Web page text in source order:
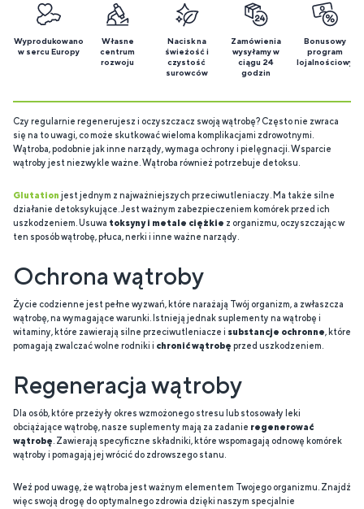
Wyprodukowano
w sercu Europy
Własne
centrum
rozwoju
Nacisk na
świeżość i
czystość
surowców
Zamówienia
wysyłamy w
ciągu 24
godzin
Bonusowy
program
lojalnościowy
Czy regularnie regenerujesz i oczyszczacz swoją wątrobę?Często nie zwraca
się na to uwagi, co może skutkować wieloma komplikacjami zdrowotnymi.
Wątroba, podobnie jak inne narządy, wymaga ochrony i pielęgnacji. Wsparcie
wątroby jest niezwykle ważne. Wątroba również potrzebuje detoksu.
Glutation jest jednym z najważniejszych przeciwutleniaczy. Ma także silne
działanie detoksykujące. Jest ważnym zabezpieczeniem komórek przed ich
uszkodzeniem. Usuwa toksyny i metale ciężkie z organizmu, oczyszczając w
ten sposób wątrobę, płuca, nerki i inne ważne narządy.
Ochrona wątroby
Życie codzienne jest pełne wyzwań, które narażają Twój organizm, a zwłaszcza
wątrobę, na wymagające warunki. Istnieją jednak suplementy na wątrobę i
witaminy, które zawierają silne przeciwutleniacze i substancje ochronne, które
pomagają zwalczać wolne rodniki i chronić wątrobę przed uszkodzeniem.
Regeneracja wątroby
Dla osób, które przeżyły okres wzmożonego stresu lub stosowały leki
obciążające wątrobę, nasze suplementy mają za zadanie regenerować
wątrobę . Zawierają specyficzne składniki, które wspomagają odnowę komórek
wątroby i pomagają jej wrócić do zdrowszego stanu.
Weź pod uwagę, że wątroba jest ważnym elementem Twojego organizmu. Znajdź
więc swoją drogę do optymalnego zdrowia dzięki naszym specjalnie